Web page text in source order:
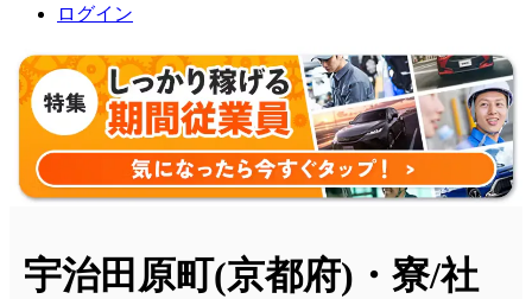
ログイン
宇治田原町(京都府)・寮/社